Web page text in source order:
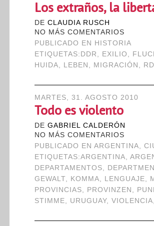
Los extraños, la
DE CLAUDIA RUSCH
NO MÁS COMENTARIOS
PUBLICADO EN
HISTORIA
ETIQUETAS: DDR , EXILIO ,
HUIDA, LEBEN , MIGRACIÓN ,
MARTES, 31. AGOSTO 2010
Todo es violento
DE GABRIEL CALDERÓN
NO MÁS COMENTARIOS
PUBLICADO EN ARGENTINA,
ETIQUETAS:ARGENTINA,
DEPARTAMENTOS,
GEWALT, KOMMA, LENGUAJE,
PROVINCIAS, PROVINZEN ,
STIMME, URUGUAY, VIOLENCIA